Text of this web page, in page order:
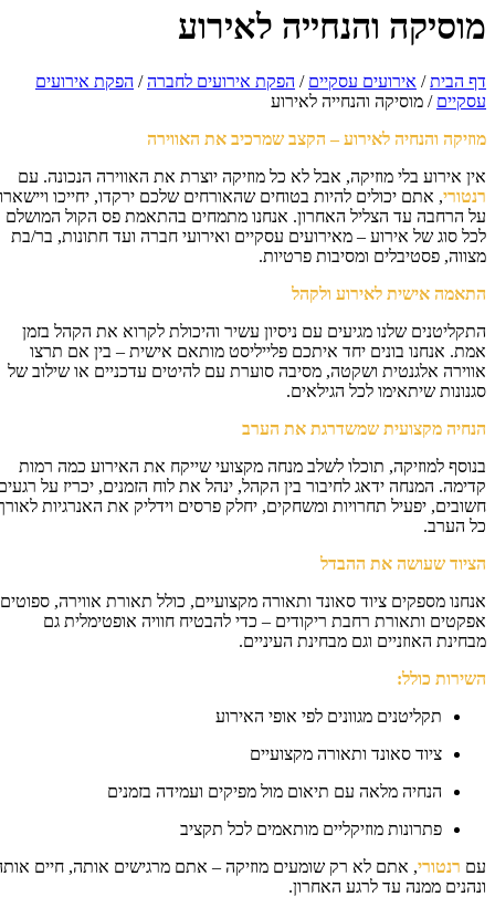
והנחייה לאירוע
הבית/אירועים עסקיים/הפקת אירועים לחברה/הפקת אירועים
/מוסיקה והנחייה לאירוע
והנחיה לאירוע – הקצב שמרכיב את האווירה
אירוע בלי מוזיקה, אבל לא כל מוזיקה יוצרת את האווירה הנכונה. עם
, אתם יכולים להיות בטוחים שהאורחים שלכם ירקדו, יחייכו ויישארו
הרחבה עד הצליל האחרון. אנחנו מתמחים בהתאמת פס הקול המושלם
סוג של אירוע – מאירועים עסקיים ואירועי חברה ועד חתונות, בר/בת
פסטיבלים ומסיבות פרטיות.
אישית לאירוע ולקהל
שלנו מגיעים עם ניסיון עשיר והיכולת לקרוא את הקהל בזמן
אנחנו בונים יחד איתכם פלייליסט מותאם אישית – בין אם תרצו
אלגנטית ושקטה, מסיבה סוערת עם להיטים עדכניים או שילוב של
שיתאימו לכל הגילאים.
מקצועית שמשדרגת את הערב
למוזיקה, תוכלו לשלב מנחה מקצועי שייקח את האירוע כמה רמות
המנחה ידאג לחיבור בין הקהל, ינהל את לוח הזמנים, יכריז על רגעים
יפעיל תחרויות ומשחקים, יחלק פרסים וידליק את האנרגיות לאורך
הערב.
שעושה את ההבדל
מספקים ציוד סאונד ותאורה מקצועיים, כולל תאורת אווירה, ספוטים,
ותאורת רחבת ריקודים – כדי להבטיח חוויה אופטימלית גם
האוזניים וגם מבחינת העיניים.
כולל:
תקליטנים מגוונים לפי אופי האירוע
ציוד סאונד ותאורה מקצועיים
הנחיה מלאה עם תיאום מול מפיקים ועמידה בזמנים
פתרונות מוזיקליים מותאמים לכל תקציב
רנטורי, אתם לא רק שומעים מוזיקה – אתם מרגישים אותה, חיים אותה
ממנה עד לרגע האחרון.